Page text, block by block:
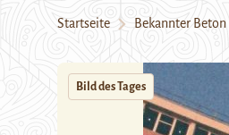
Startseite Bekannter Beton
Bild des Tages